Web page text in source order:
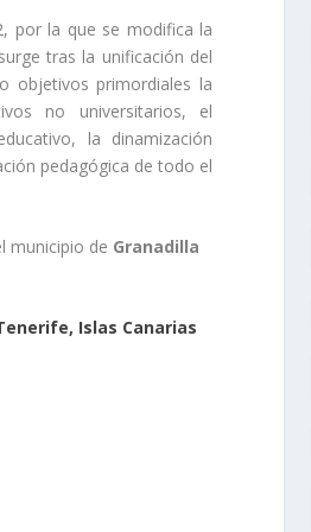
por la que se modifica la
tras la unificación del
objetivos primordiales la
no universitarios, el
la dinamización
pedagógica de todo el
municipio de Granadilla
Islas Canarias